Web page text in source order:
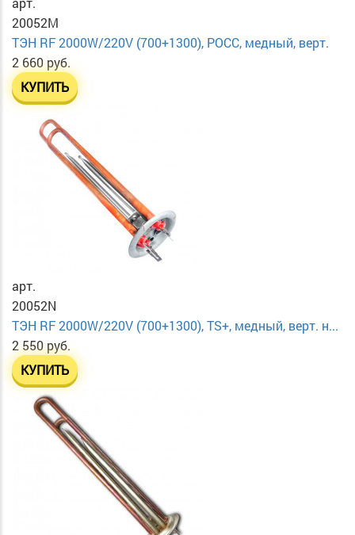
20052M
ТЭН RF 2000W/220V (700+1300), РОСС, медный, верт.
2 660 руб.
КУПИТЬ
арт.
20052N
ТЭН RF 2000W/220V (700+1300), TS+, медный, верт. н...
2 550 руб.
КУПИТЬ